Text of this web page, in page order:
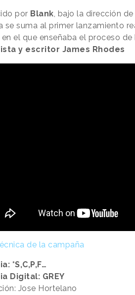
por Blank, bajo la dirección
se suma al primer lanzamiento
el que enseñaba el proceso de
y escritor James Rhodes
de la campaña
*S,C,P,F…
Digital: GREY
Jose Hortelano